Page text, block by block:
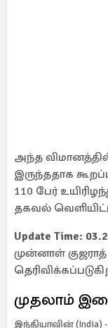
அந்த
இருந்ததாக
110 பேர்
தகவல்
Update Time:
முன்னாள்
முதலாம்
இந்தியாவின் (India)